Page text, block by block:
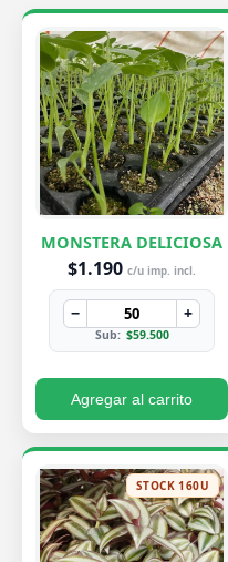
MONSTERA DELICIOSA
$1.190 c/u imp. incl.
− +
Sub: $59.500
Agregar al carrito
STOCK 160U